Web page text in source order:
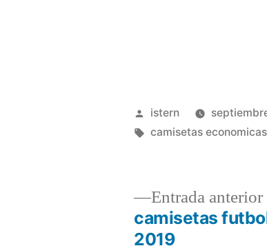
Publicado
por
istern
Etiquetas:
camisetas economicas
Entrada anterior
camisetas
2019